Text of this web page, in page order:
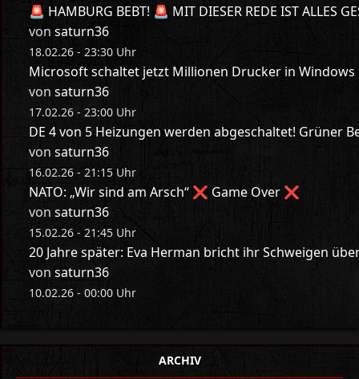
🚨 HAMBURG BEBT! 🚨 MIT DIESER REDE IST ALLES
von saturn36
18.02.26 - 23:30 Uhr
Microsoft schaltet jetzt Millionen Drucker in Windows
von saturn36
17.02.26 - 23:00 Uhr
DE 4 von 5 Heizungen werden abgeschaltet! Grüner
von saturn36
16.02.26 - 21:15 Uhr
NATO: „Wir sind am Arsch“ ❌ Game Over ❌
von saturn36
15.02.26 - 21:45 Uhr
20 Jahre später: Eva Herman bricht ihr Schweigen
von saturn36
10.02.26 - 00:00 Uhr
ARCHIV